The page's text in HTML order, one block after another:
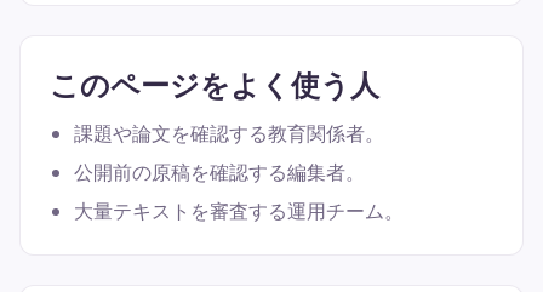
このページをよく使う人
課題や論文を確認する教育関係者。
公開前の原稿を確認する編集者。
大量テキストを審査する運用チーム。